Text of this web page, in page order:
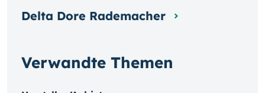
Verwandte Themen
Delta Dore Rademacher